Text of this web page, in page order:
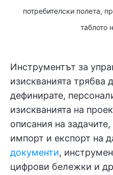
потребителски полета,
таблото
Инструментът за
изискванията трябва
дефинирате,
изискванията на
описания на
импорт и експорт на
документи,
цифрови бележки и